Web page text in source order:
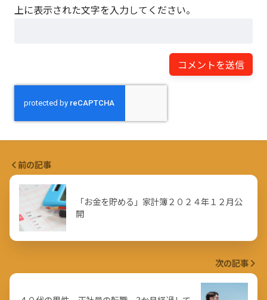
上に表示された文字を入力してください。
前の記事
「お金を貯める」家計簿２０２４年１２月公
開
次の記事